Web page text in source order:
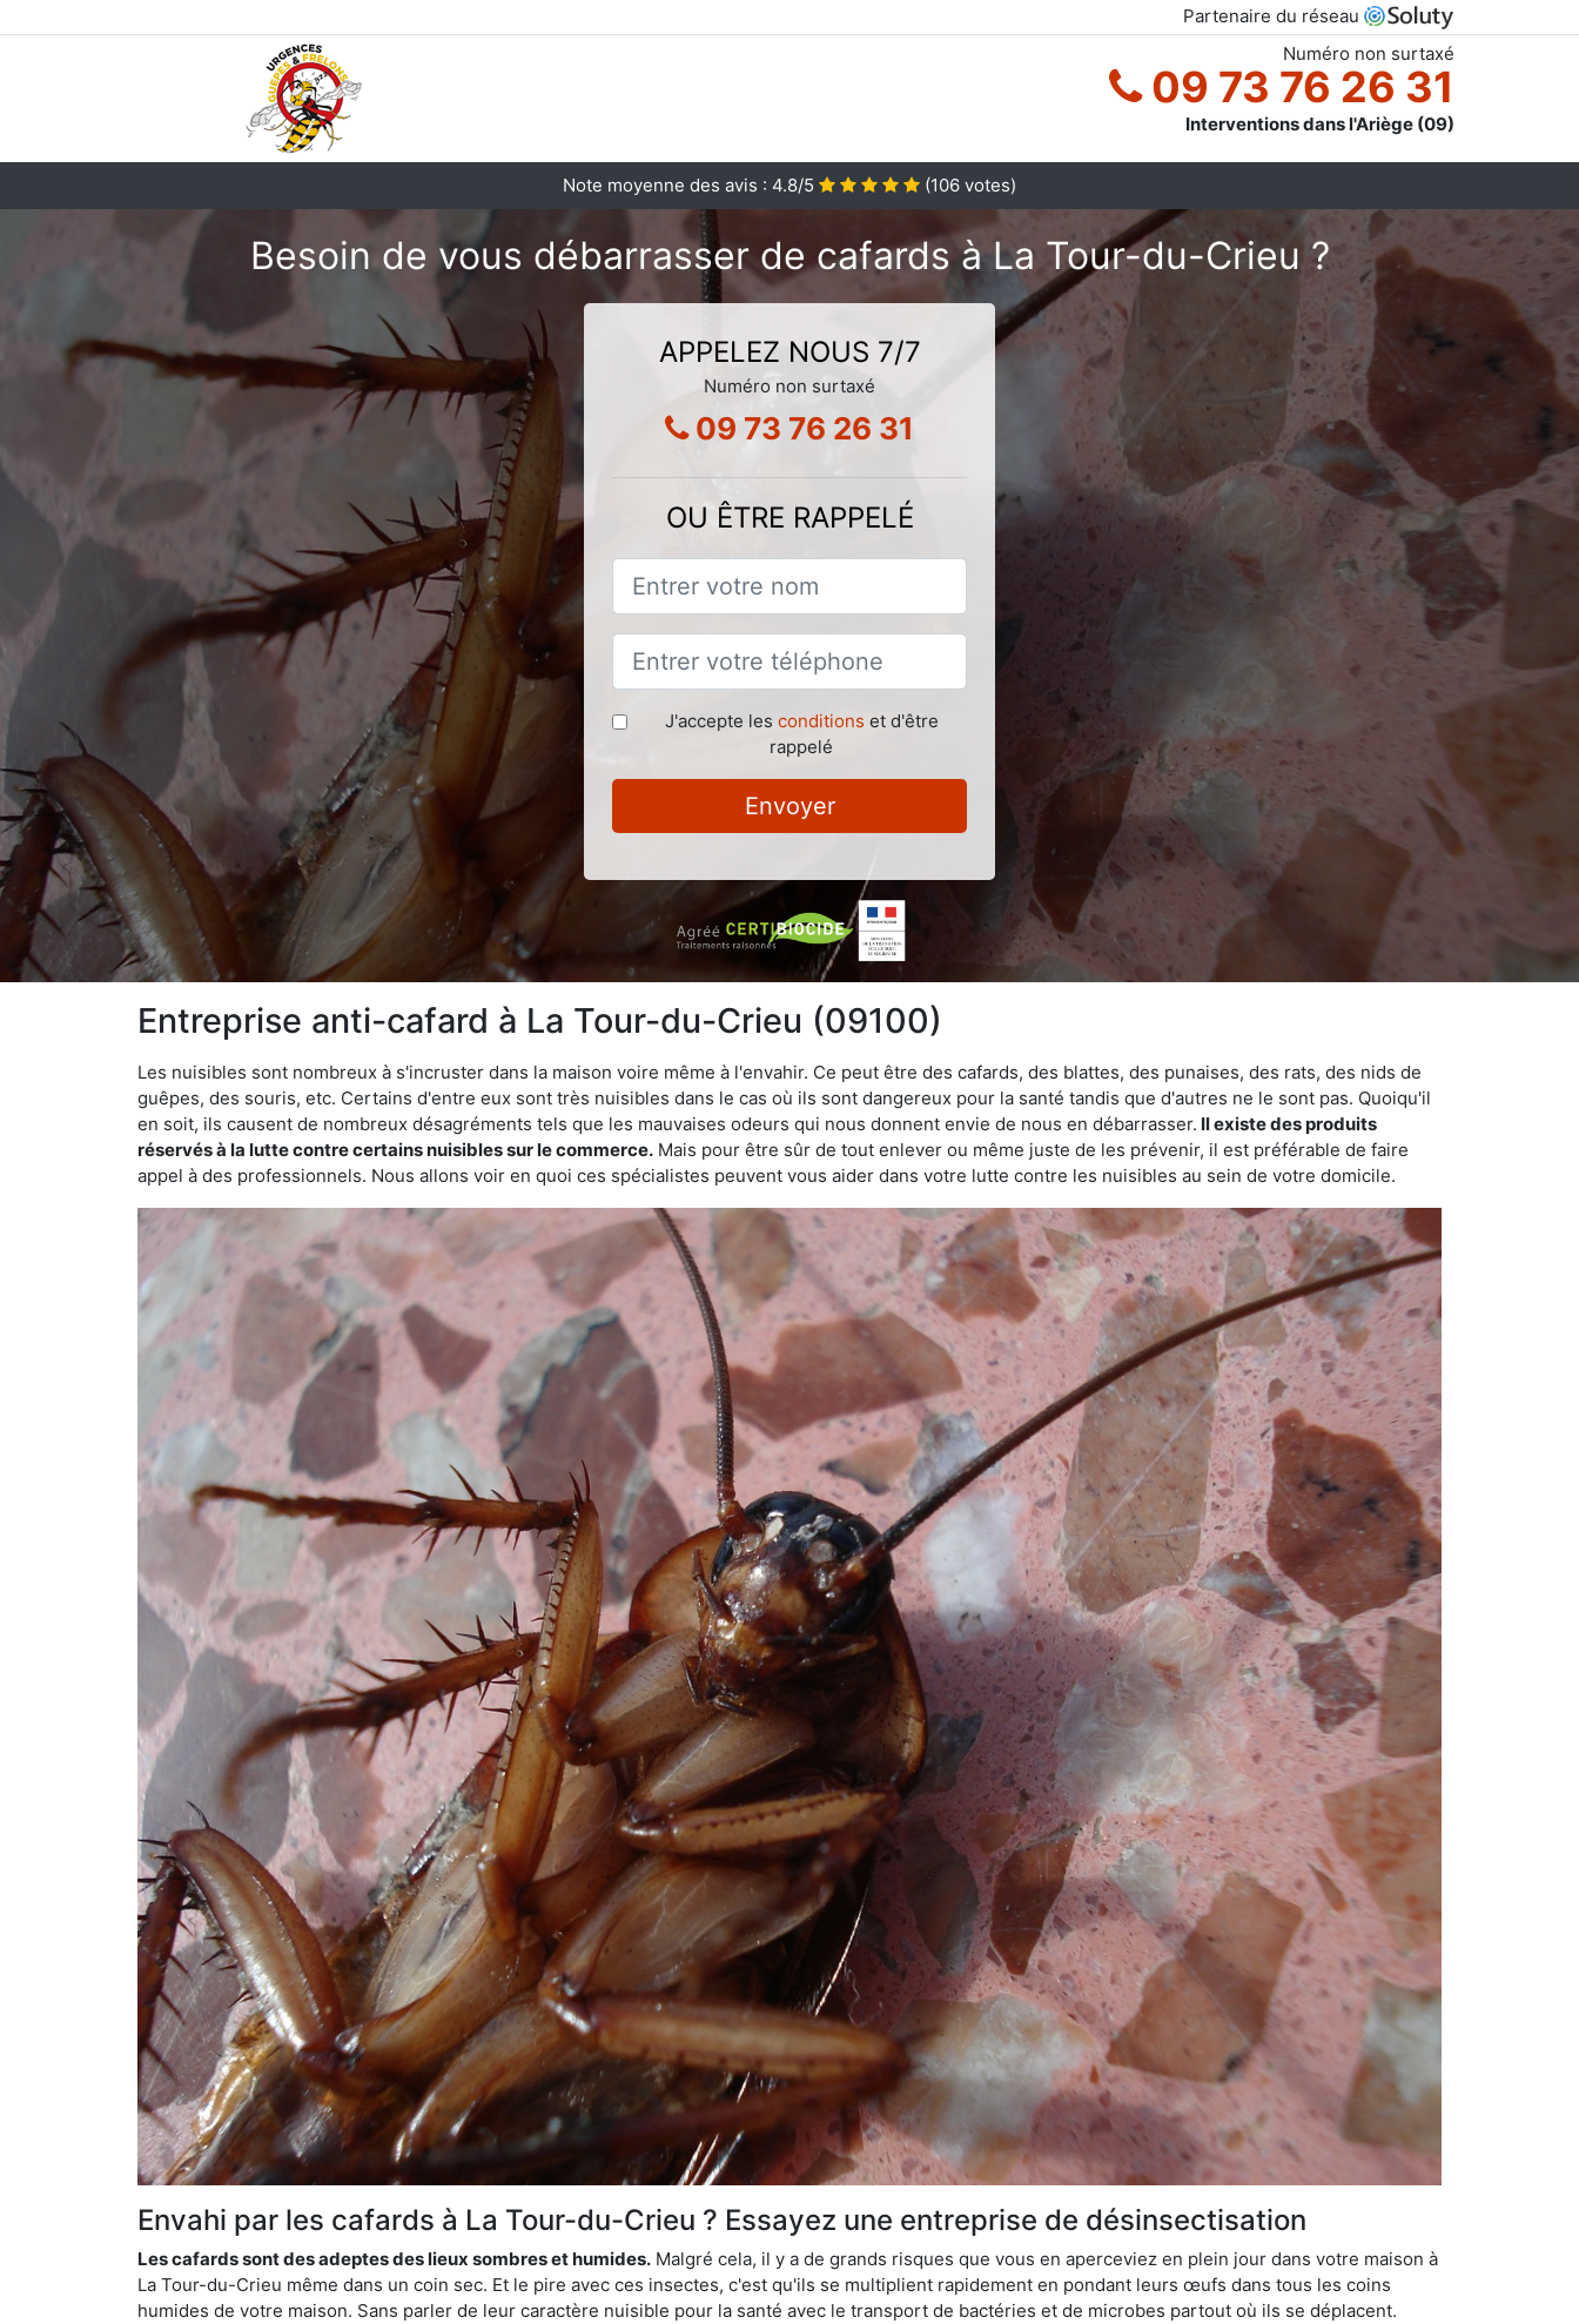
Partenaire du réseau
Numéro non surtaxé
09 73 76 26 31
Interventions dans l'Ariège (09)
Note moyenne des avis : 4.8/5 (106 votes)
Besoin de vous débarrasser de cafards à La Tour-du-Crieu ?
APPELEZ NOUS 7/7
Numéro non surtaxé
09 73 76 26 31
OU ÊTRE RAPPELÉ
J'accepte les conditions et d'être
rappelé
Envoyer
Entreprise anti-cafard à La Tour-du-Crieu (09100)
Les nuisibles sont nombreux à s'incruster dans la maison voire même à l'envahir. Ce peut être des cafards, des blattes, des punaises, des rats, des nids de
guêpes, des souris, etc. Certains d'entre eux sont très nuisibles dans le cas où ils sont dangereux pour la santé tandis que d'autres ne le sont pas. Quoiqu'il
en soit, ils causent de nombreux désagréments tels que les mauvaises odeurs qui nous donnent envie de nous en débarrasser. Il existe des produits
réservés à la lutte contre certains nuisibles sur le commerce. Mais pour être sûr de tout enlever ou même juste de les prévenir, il est préférable de faire
appel à des professionnels. Nous allons voir en quoi ces spécialistes peuvent vous aider dans votre lutte contre les nuisibles au sein de votre domicile.
Envahi par les cafards à La Tour-du-Crieu ? Essayez une entreprise de désinsectisation
Les cafards sont des adeptes des lieux sombres et humides. Malgré cela, il y a de grands risques que vous en aperceviez en plein jour dans votre maison à
La Tour-du-Crieu même dans un coin sec. Et le pire avec ces insectes, c'est qu'ils se multiplient rapidement en pondant leurs œufs dans tous les coins
humides de votre maison. Sans parler de leur caractère nuisible pour la santé avec le transport de bactéries et de microbes partout où ils se déplacent.